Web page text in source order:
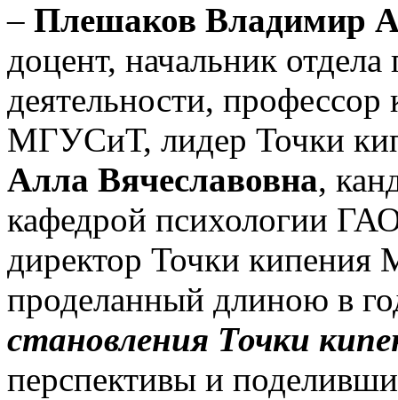
– Плешаков Владимир
доцент, начальник
деятельности,
МГУСиТ, лидер Точки
Алла Вячеславовна,
кафедрой психологии
директор Точки
проделанный длиною в
становления Точки
перспективы и